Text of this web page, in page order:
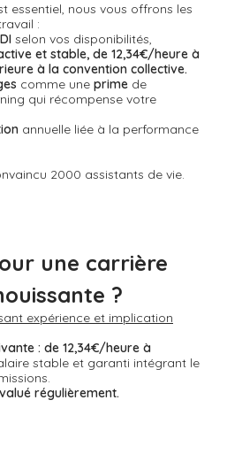
essentiel, nous vous offrons les
:
selon vos disponibilités,
et stable, de 12,34€/heure à
à la convention collective.
comme une prime de
qui récompense votre
annuelle liée à la performance
2000 assistants de vie.
expérience et implication
: de 12,34€/heure à
stable et garanti intégrant le
régulièrement.
une carrière
?